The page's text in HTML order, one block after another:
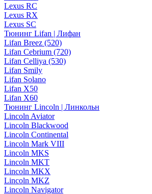
Lexus RC
Lexus RX
Lexus SC
Тюнинг Lifan | Лифан
Lifan Breez (520)
Lifan Cebrium (720)
Lifan Celliya (530)
Lifan Smily
Lifan Solano
Lifan X50
Lifan X60
Тюнинг Lincoln | Линкольн
Lincoln Aviator
Lincoln Blackwood
Lincoln Continental
Lincoln Mark VIII
Lincoln MKS
Lincoln MKT
Lincoln MKX
Lincoln MKZ
Lincoln Navigator